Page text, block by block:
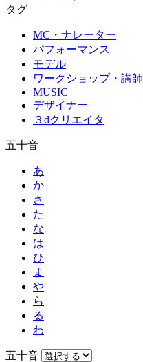
タグ
MC・ナレーター
パフォーマンス
モデル
ワークショップ・講師
MUSIC
デザイナー
３dクリエイタ
五十音
あ
か
さ
た
な
は
ひ
ま
や
ら
る
わ
五十音